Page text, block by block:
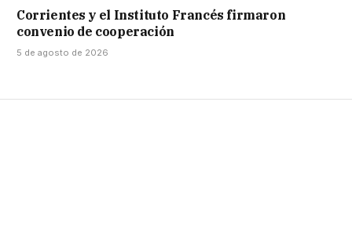
Corrientes y el Instituto Francés firmaron
convenio de cooperación
5 de agosto de 2026